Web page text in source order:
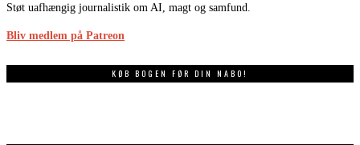
Støt uafhængig journalistik om AI, magt og samfund.
Bliv medlem på Patreon
KØB BOGEN FØR DIN NABO!